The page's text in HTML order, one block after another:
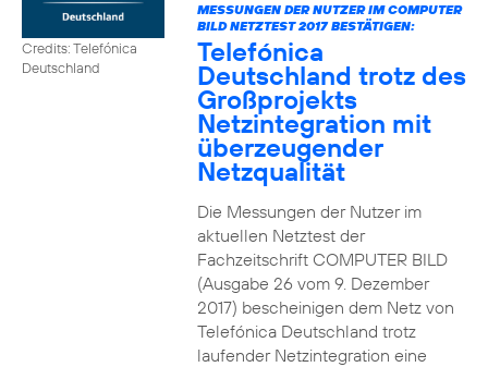
Credits: Telefónica
Deutschland
MESSUNGEN DER NUTZER IM COMPUTER
BILD NETZTEST 2017 BESTÄTIGEN:
Telefónica
Deutschland trotz des
Großprojekts
Netzintegration mit
überzeugender
Netzqualität
Die Messungen der Nutzer im
aktuellen Netztest der
Fachzeitschrift COMPUTER BILD
(Ausgabe 26 vom 9. Dezember
2017) bescheinigen dem Netz von
Telefónica Deutschland trotz
laufender Netzintegration eine